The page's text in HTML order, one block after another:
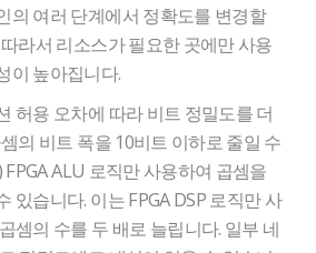
의 여러 단계에서 정확도를 변경할
라서 리소스가 필요한 곳에만 사용
이 높아집니다.
허용 오차에 따라 비트 정밀도를 더
의 비트 폭을 10비트 이하로 줄일 수
ALU 로직만 사용하여 곱셈을
있습니다. 이는 FPGA DSP 로직만 사
셈의 수를 두 배로 늘립니다. 일부 네